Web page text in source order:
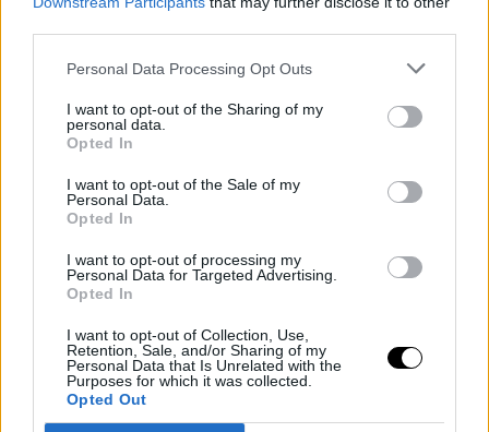
Personal Data Processing Opt Outs
I want to opt-out of the Sharing of my
personal data.
Opted In
I want to opt-out of the Sale of my
Personal Data.
Opted In
I want to opt-out of processing my
Personal Data for Targeted Advertising.
Opted In
I want to opt-out of Collection, Use,
Retention, Sale, and/or Sharing of my
Personal Data that Is Unrelated with the
Purposes for which it was collected.
Opted Out